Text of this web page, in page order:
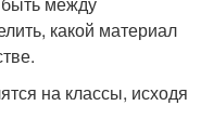
какой материал
на классы, исходя